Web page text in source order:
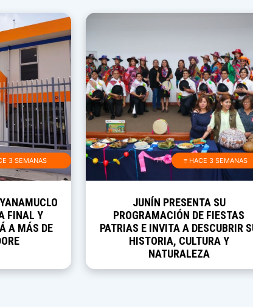
3 SEMANAS
FINAL Y
A MÁS DE
≡ HACE 3 SEMANAS
JUNÍN PRESENTA SU
PROGRAMACIÓN DE FIESTAS
PATRIAS E INVITA A DESCUBRIR
HISTORIA, CULTURA Y
NATURALEZA